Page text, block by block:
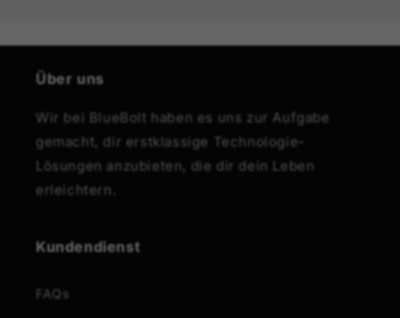
Über uns
Wir bei BlueBolt haben es uns zur Aufgabe
gemacht, dir erstklassige Technologie-
Lösungen anzubieten, die dir dein Leben
erleichtern.
Kundendienst
FAQs